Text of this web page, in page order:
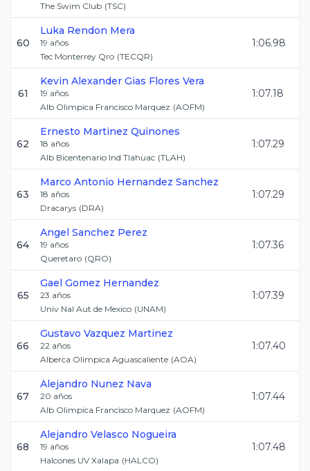
The Swim Club (TSC)
60
Luka Rendon Mera
19 años
Tec Monterrey Qro (TECQR)
1:06.98
61
Kevin Alexander Gias Flores Vera
19 años
Alb Olimpica Francisco Marquez (AOFM)
1:07.18
62
Ernesto Martinez Quinones
18 años
Alb Bicentenario Ind Tlahuac (TLAH)
1:07.29
63
Marco Antonio Hernandez Sanchez
18 años
Dracarys (DRA)
1:07.29
64
Angel Sanchez Perez
19 años
Queretaro (QRO)
1:07.36
65
Gael Gomez Hernandez
23 años
Univ Nal Aut de Mexico (UNAM)
1:07.39
66
Gustavo Vazquez Martinez
22 años
Alberca Olimpica Aguascaliente (AOA)
1:07.40
67
Alejandro Nunez Nava
20 años
Alb Olimpica Francisco Marquez (AOFM)
1:07.44
68
Alejandro Velasco Nogueira
19 años
Halcones UV Xalapa (HALCO)
1:07.48